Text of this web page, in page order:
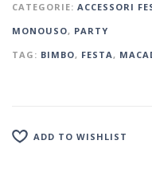
CATEGORIE: ACCESSORI
MONOUSO, PARTY
TAG: BIMBO, FESTA,
ADD TO WISHLIST